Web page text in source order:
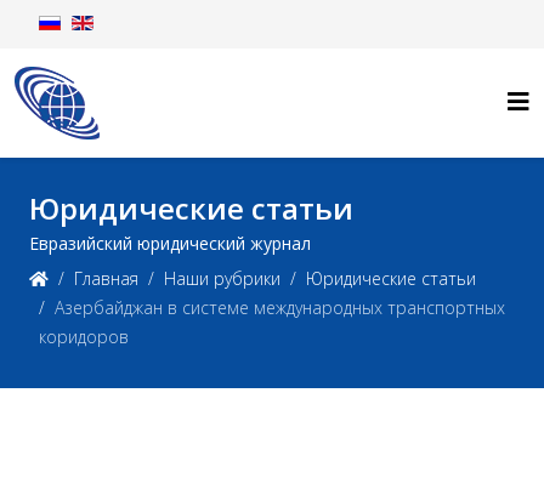
Юридические статьи
Евразийский юридический журнал
Главная
Наши рубрики
Юридические статьи
Азербайджан в системе международных транспортных
коридоров